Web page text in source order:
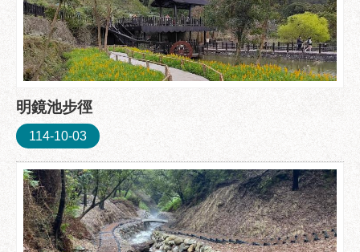
府
網
站
資
料
開
放
宣
隱
私
權
及
明鏡池步徑
114-10-03